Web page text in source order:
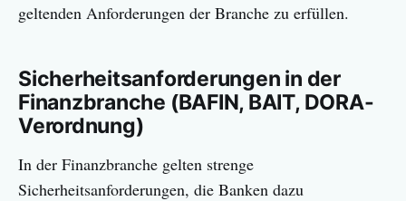
geltenden Anforderungen der Branche zu erfüllen.
Sicherheitsanforderungen in der
Finanzbranche (BAFIN, BAIT, DORA-
Verordnung)
In der Finanzbranche gelten strenge
Sicherheitsanforderungen, die Banken dazu